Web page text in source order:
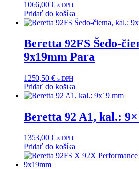
1066,00 € s DPH
Pridať do košíka
Beretta 92FS Šedo-
9x19mm Para
1250,50 € s DPH
Pridať do košíka
Beretta 92 A1, kal.:
1353,00 € s DPH
Pridať do košíka